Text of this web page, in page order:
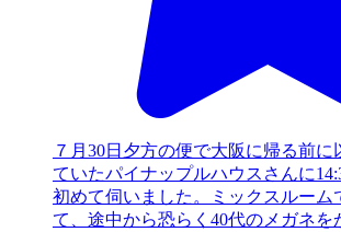
７月30日夕方の便で大阪に帰る前に
ていたパイナップルハウスさんに
初めて伺いました。ミックスルーム
て、途中から恐らく40代のメガネを